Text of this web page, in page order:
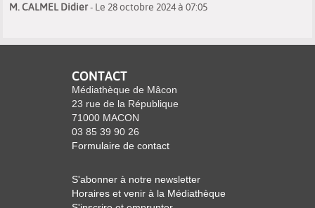
M. CALMEL Didier- Le 28 octobre 2024 à 07:05
CONTACT
Médiathèque de Mâcon
23 rue de la République
71000 MACON
03 85 39 90 26
Formulaire de contact
S'abonner à notre newsletter
Horaires et venir à la Médiathèque